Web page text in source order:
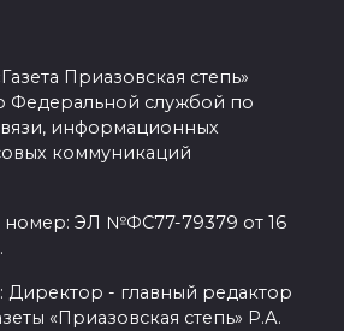
Приазовская степь»
Федеральной службой по
информационных
коммуникаций
номер: ЭЛ №ФС77-79379 от 16
Директор - главный редактор
«Приазовская степь» Р.А.